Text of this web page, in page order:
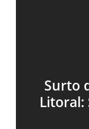
Surto
Litoral: